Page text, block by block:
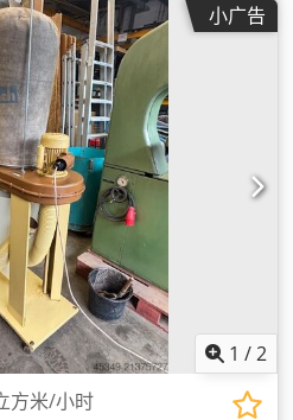
小广告
1 /2
方米/小时